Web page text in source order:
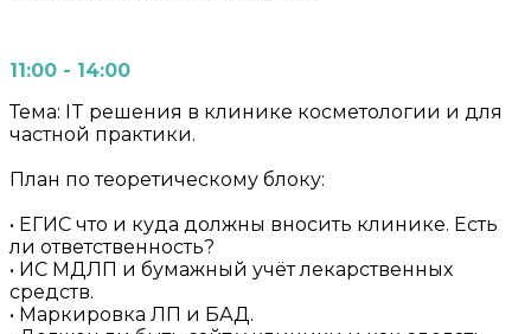
11:00 - 14:00
Тема: IT решения в клинике косметологии и для
частной практики.
План по теоретическому блоку:
• ЕГИС что и куда должны вносить клинике. Есть
ли ответственность?
• ИС МДЛП и бумажный учёт лекарственных
средств.
• Маркировка ЛП и БАД.